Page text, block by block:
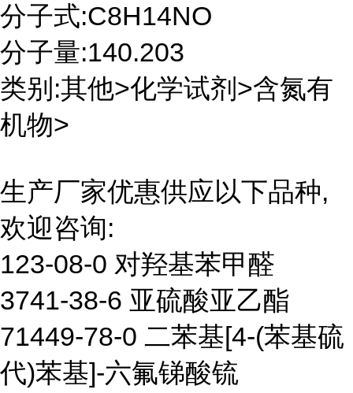
分子式:C8H14NO
分子量:140.203
类别:其他>化学试剂>含氮有
机物>
生产厂家优惠供应以下品种,
欢迎咨询:
123-08-0 对羟基苯甲醛
3741-38-6 亚硫酸亚乙酯
71449-78-0 二苯基[4-(苯基硫
代)苯基]-六氟锑酸锍